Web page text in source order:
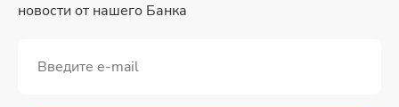
новости от нашего Банка